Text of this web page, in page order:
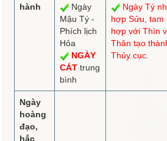
hành
Ngày
Mậu Tý -
Phích lịch
Hỏa
NGÀY
CÁTtrung
bình
Ngày Tý
hợpSửu, tam
hợpvới Thìn
Thân tạo
Thủy cục.
Ngày
hoàng
đạo,
hắc